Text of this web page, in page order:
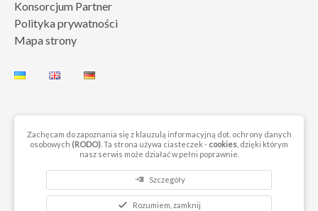
Konsorcjum Partner
Polityka prywatności
Mapa strony
© 2023 by Next Move Nieruchomości Gorzów. Wszelkie prawa
Zachęcam do zapoznania się z klauzulą informacyjną dot. ochrony danych
osobowych (RODO) . Ta strona używa ciasteczek - cookies , dzięki którym
nasz serwis może działać w pełni poprawnie.
read_more Szczegóły
check Rozumiem, zamknij